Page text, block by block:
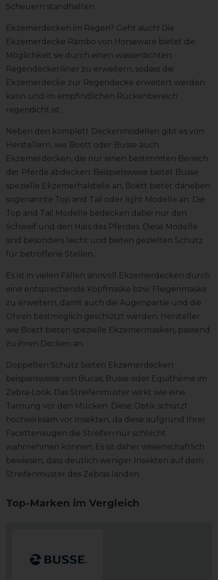
Scheuern standhalten.
Ekzemerdecken im Regen? Geht auch! Die
Ekzemerdecke Rambo von Horseware bietet die
Möglichkeit sie durch einen wasserdichten
Regendeckenliner zu erweitern, sodass die
Ekzemerdecke zur Regendecke erweitert werden
kann und im empfindlichen Rückenbereich
regendicht ist.
Neben den komplett Deckenmodellen gibt es von
Herstellern, wie Boett oder Busse auch
Ekzemerdecken, die nur einen bestimmten Bereich
der Pferde abdecken. Beispielsweise bietet Busse
spezielle Ekzemerhalsteile an, Boett bietet daneben
sogenannte Top and Tail oder light Modelle an. Die
Top and Tail Modelle bedecken dabei nur den
Schweif und den Hals des Pferdes. Diese Modelle
sind besonders leicht und bieten gezielten Schutz
für betroffene Stellen.
Es ist in vielen Fällen sinnvoll Ekzemerdecken durch
eine entsprechende Kopfmaske bzw. Fliegenmaske
zu erweitern, damit auch die Augenpartie und die
Ohren bestmöglich geschützt werden. Hersteller
wie Boett bieten spezielle Ekzemermasken, passend
zu ihren Decken an.
Doppelten Schutz bieten Ekzemerdecken
beispielsweise von Bucas, Busse oder Equithème im
Zebra-Look. Das Streifenmuster wirkt wie eine
Tarnung vor den Mücken. Diese Optik schützt
hochwirksam vor Insekten, da diese aufgrund Ihrer
Facettenaugen die Streifen nur schlecht
wahrnehmen können. Es ist daher wissenschaftlich
bewiesen, dass deutlich weniger Insekten auf dem
Streifenmuster des Zebras landen.
Top-Marken im Vergleich